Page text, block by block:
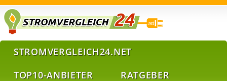
STROMVERGLEICH24.NET
TOP10-ANBIETER
RATGEBER